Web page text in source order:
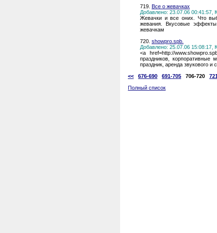
719. Все о жевачках
Добавлено: 23.07.06 00:41:57,
Жевачки и все оних. Что
жевания. Вкусовые
жевачкам
720. showpro.spb.
Добавлено: 25.07.06 15:08:17,
<a href=http://
праздников, корпоративные
праздник, аренда звукового и
<<
676-690 691-705 706-720
Полный список